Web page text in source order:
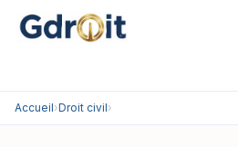
Accueil›Droit civil›